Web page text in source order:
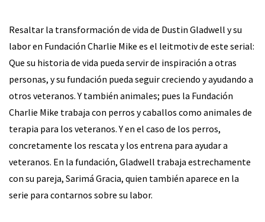
Resaltar la transformación de vida de Dustin Gladwell y su
labor en Fundación Charlie Mike es el leitmotiv de este serial:
Que su historia de vida pueda servir de inspiración a otras
personas, y su fundación pueda seguir creciendo y ayudando a
otros veteranos. Y también animales; pues la Fundación
Charlie Mike trabaja con perros y caballos como animales de
terapia para los veteranos. Y en el caso de los perros,
concretamente los rescata y los entrena para ayudar a
veteranos. En la fundación, Gladwell trabaja estrechamente
con su pareja, Sarimá Gracia, quien también aparece en la
serie para contarnos sobre su labor.